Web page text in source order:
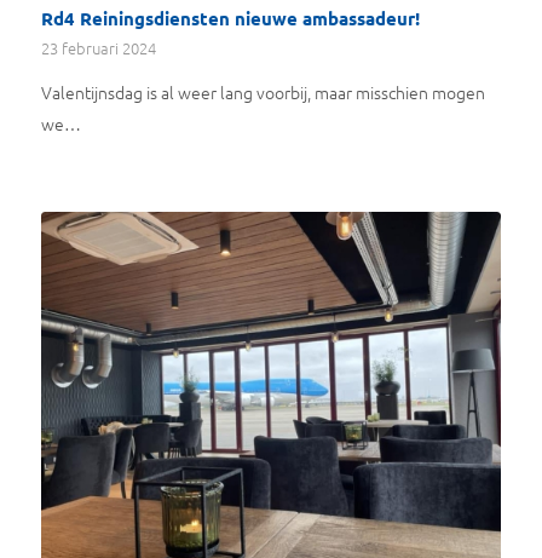
Rd4 Reiningsdiensten nieuwe ambassadeur!
23 februari 2024
Valentijnsdag is al weer lang voorbij, maar misschien mogen
we…